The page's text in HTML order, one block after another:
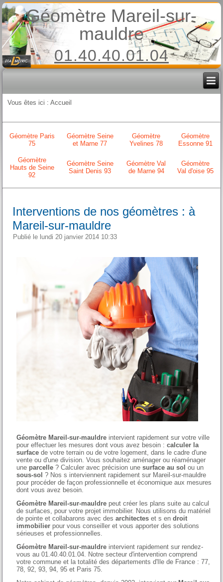
Géomètre Mareil-sur-
mauldre
01.40.40.01.04
Vous êtes ici :Accueil
Géomètre Paris
75
Géomètre Seine
et Marne 77
Géomètre
Yvelines 78
Géomètre
Essonne 91
Géomètre
Hauts de Seine
92
Géomètre Seine
Saint Denis 93
Géomètre Val
de Marne 94
Géomètre
Val d'oise 95
Interventions de nos géomètres : à
Mareil-sur-mauldre
Publié le lundi 20 janvier 2014 10:33
Géomètre Mareil-sur-mauldre intervient rapidement sur votre ville
pour effectuer les mesures dont vous avez besoin :calculer la
surface de votre terrain ou de votre logement, dans le cadre d'une
vente ou d'une division. Vous souhaitez aménager ou réaménager
une parcelle ? Calculer avec précision unesurface au sol ou un
sous-sol ? Nos s interviennent rapidement sur Mareil-sur-mauldre
pour procéder de façon professionnelle et économique aux mesures
dont vous avez besoin.
Géomètre Mareil-sur-mauldre peut créer les plans suite au calcul
de surfaces, pour votre projet immobilier. Nous utilisons du matériel
de pointe et collabarons avec desarchitectes et s endroit
immobilier pour vous conseiller et vous apporter des solutions
sérieuses et professionnelles.
Géomètre Mareil-sur-mauldre intervient rapidement sur rendez-
vous au 01.40.40.01.04. Notre secteur d'intervention comprend
votre commune et la totalité des départements d'Ile de France : 77,
78, 92, 93, 94, 95 et Paris 75.